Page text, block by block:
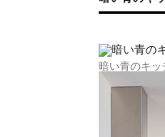
暗い青のキッ